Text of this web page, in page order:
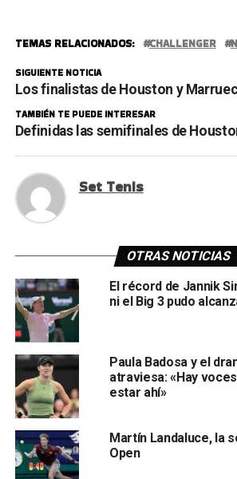
TEMAS RELACIONADOS: CHALLENGER
SIGUIENTE NOTICIA
Los finalistas de Houston y
TAMBIÉN TE PUEDE INTERESAR
Definidas las semifinales de
Set Tenis
OTRAS NOTICIAS
El récord de Jannik
ni el Big 3 pudo
Paula Badosa y el
atraviesa: «Hay
estar ahí»
Martín Landaluce, la
Open